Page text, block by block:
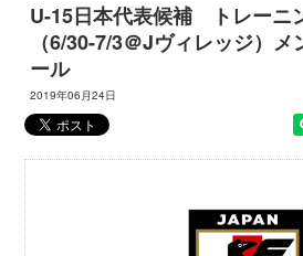
U-15日本代表候補 トレーニ
（6/30-7/3＠Jヴィレッジ）
ール
2019年06月24日